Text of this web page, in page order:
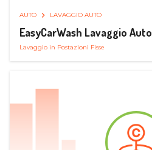
AUTO LAVAGGIO AUTO
EasyCarWash Lavaggio Auto
Lavaggio in Postazioni Fisse